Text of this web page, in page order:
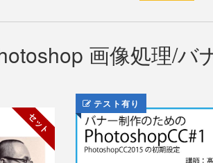
画像処理/バ
セット
テスト有り